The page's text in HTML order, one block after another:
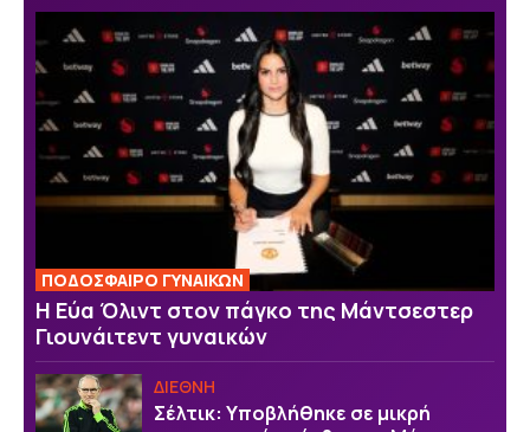
ΠΟΔΟΣΦΑΙΡΟ ΓΥΝΑΙΚΩΝ
Η Εύα Όλιντ στον πάγκο της Μάντσεστερ
Γιουνάιτεντ γυναικών
ΔΙΕΘΝΗ
Σέλτικ: Υποβλήθηκε σε μικρή